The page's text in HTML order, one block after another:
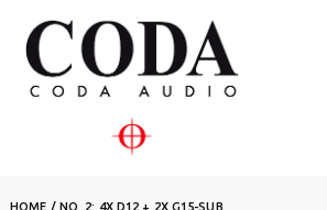
HOME / NO. 2: 4X D12 + 2X G15-SUB